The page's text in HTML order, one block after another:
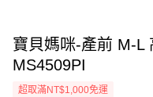
寶貝媽咪-產前 M-L
MS4509PI
超取滿NT$1,000免運